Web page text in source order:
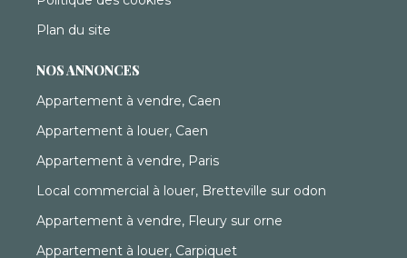
Plan du site
NOS ANNONCES
Appartement à vendre, Caen
Appartement à louer, Caen
Appartement à vendre, Paris
Local commercial à louer, Bretteville sur odon
Appartement à vendre, Fleury sur orne
Appartement à louer, Carpiquet